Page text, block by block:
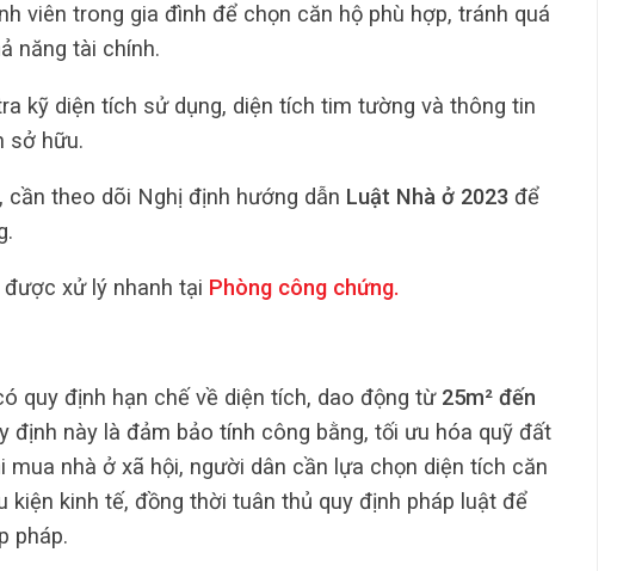
viên trong gia đình để chọn căn hộ phù hợp, tránh quá
năng tài chính.
kỹ diện tích sử dụng, diện tích tim tường và thông tin
sở hữu.
theo dõi Nghị định hướng dẫn Luật Nhà ở 2023để
được xử lý nhanh tại Phòng công chứng.
quy định hạn chế về diện tích, dao động từ 25m² đến
định này là đảm bảo tính công bằng, tối ưu hóa quỹ đất
mua nhà ở xã hội, người dân cần lựa chọn diện tích căn
kiện kinh tế, đồng thời tuân thủ quy định pháp luật để
pháp.